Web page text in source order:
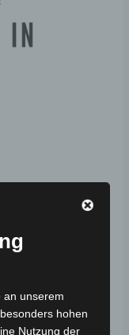
an unserem
hohen
Nutzung der